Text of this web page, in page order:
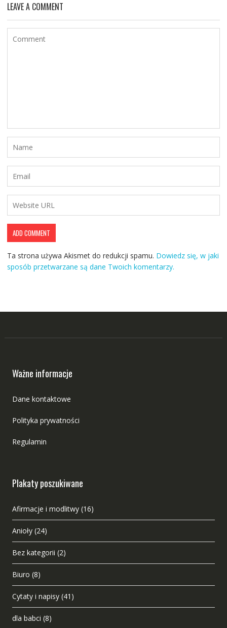
LEAVE A COMMENT
Ta strona używa Akismet do redukcji spamu. Dowiedz się, w jaki
sposób przetwarzane są dane Twoich komentarzy.
Ważne informacje
Dane kontaktowe
Polityka prywatności
Regulamin
Plakaty poszukiwane
Afirmacje i modlitwy (16)
Anioły (24)
Bez kategorii (2)
Biuro (8)
Cytaty i napisy (41)
dla babci (8)